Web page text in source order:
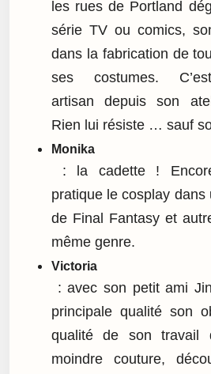
les rues de Portland
série TV ou comics,
dans la fabrication de
ses costumes.
artisan depuis son
Rien lui résiste … sauf
Monika
: la cadette !
pratique le cosplay dans
de Final Fantasy et
même genre.
Victoria
: avec son petit ami
principale qualité son
qualité de son travail
moindre couture,